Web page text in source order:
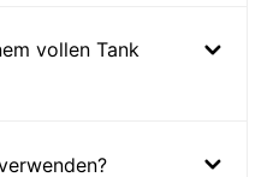
vollen Tank